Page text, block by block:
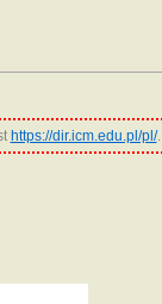
https://dir.icm.edu.pl/pl/.